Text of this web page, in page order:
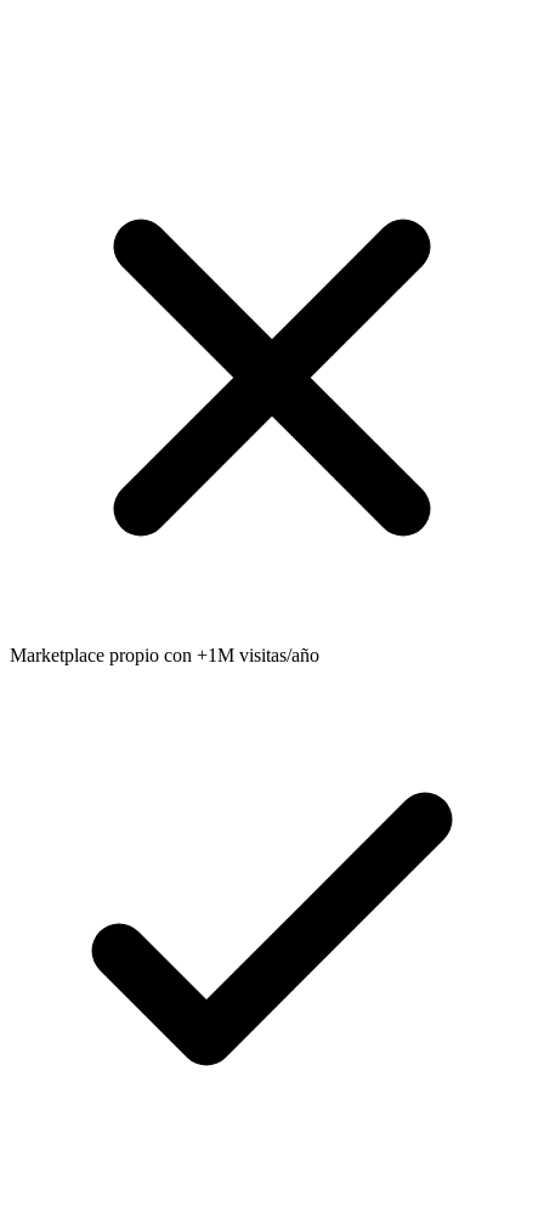
Marketplace propio con +1M visitas/año